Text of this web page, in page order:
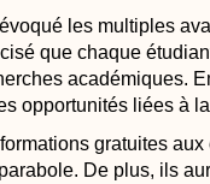
les multiples
que chaque
académiques.
opportunités liées à
gratuites
De plus, ils